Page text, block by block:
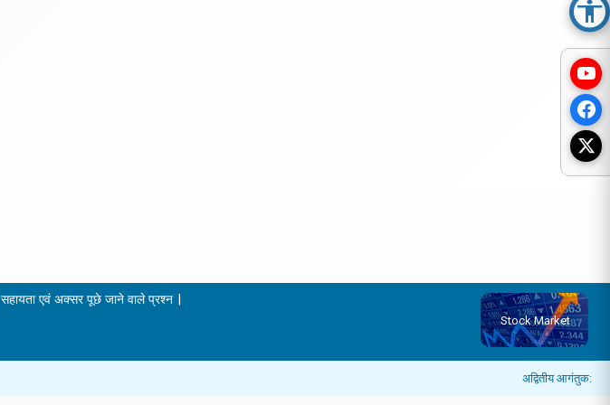
सहायता एवं अक्सर पूछे जाने वाले प्रश्न
Stock Market
अद्वितीय आगंतुक: